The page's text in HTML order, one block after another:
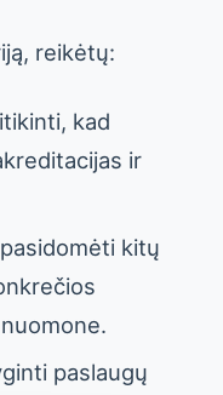
reikėtų:
kad
ir
kitų
paslaugų